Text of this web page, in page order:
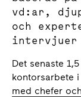
vd:ar,
och
intervjuer
Det senaste
kontorsarbete
med chefer